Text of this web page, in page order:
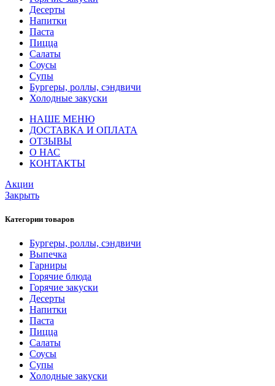
Десерты
Напитки
Паста
Пицца
Салаты
Соусы
Супы
Бургеры, роллы, сэндвичи
Холодные закуски
НАШЕ МЕНЮ
ДОСТАВКА И ОПЛАТА
ОТЗЫВЫ
О НАС
КОНТАКТЫ
Акции
Закрыть
Категории товаров
Бургеры, роллы, сэндвичи
Выпечка
Гарниры
Горячие блюда
Горячие закуски
Десерты
Напитки
Паста
Пицца
Салаты
Соусы
Супы
Холодные закуски